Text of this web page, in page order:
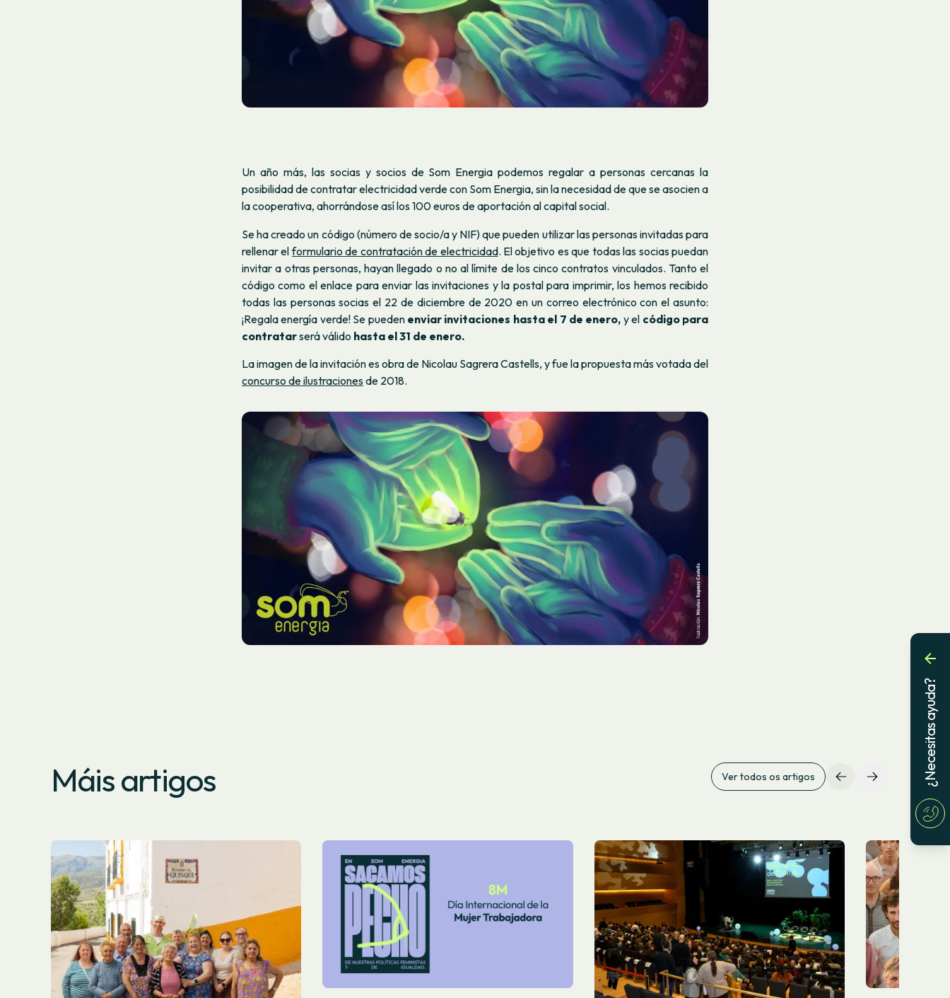
Un año más, las socias y socios de Som Energia podemos regalar a personas cercanas la
posibilidad de contratar electricidad verde con Som Energia, sin la necesidad de que se asocien a
la cooperativa, ahorrándose así los 100 euros de aportación al capital social.
Se ha creado un código (número de socio/a y NIF) que pueden utilizar las personas invitadas para
rellenar elformulario de contratación de electricidad. El objetivo es que todas las socias puedan
invitar a otras personas, hayan llegado o no al límite de los cinco contratos vinculados. Tanto el
código como el enlace para enviar las invitaciones y la postal para imprimir, los hemos recibido
todas las personas socias el 22 de diciembre de 2020 en un correo electrónico con el asunto:
¡Regala energía verde! Se pueden enviar invitaciones hasta el 7 de enero, y el código para
contratarserá válido hasta el 31 de enero.
La imagen de la invitación es obra de Nicolau Sagrera Castells, y fue la propuesta más votada del
concurso de ilustracionesde 2018.
Máis artigos Ver todos os artigos ¿Necesitas ayuda?